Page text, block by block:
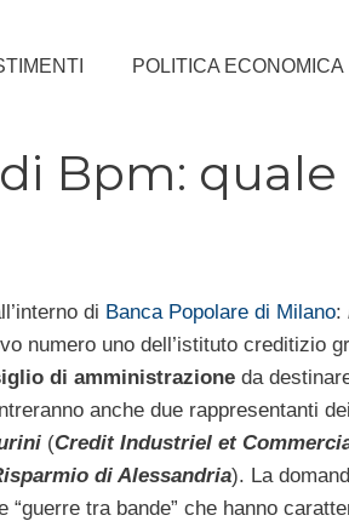
POLITICA ECONOMICA
Bpm: quale
di Banca Popolare di Milano:
numero uno dell’istituto creditizio
di amministrazioneda
anche due rappresentanti dei
(Credit Industriel et
di Alessandria). La
tra bande” che hanno